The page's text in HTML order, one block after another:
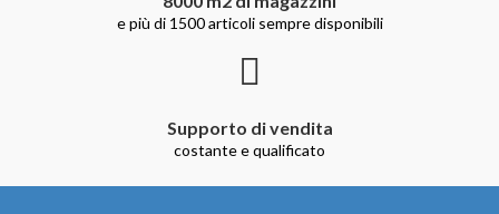
e più di 1500 articoli sempre disponibili
Supporto di vendita
costante e qualificato